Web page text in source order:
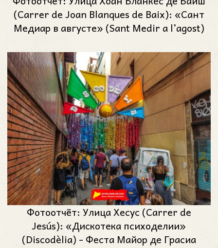
(Carrer de Joan Blanques de Baix): «Сант
Медиар в августе» (Sant Medir a l’agost)
Major de Gràcia 2024)
Фотоотчёт: Улица Хесус (Carrer de
Jesús): «Дискотека психоделии»
(Discodèlia) - Феста Майор де Грасиа